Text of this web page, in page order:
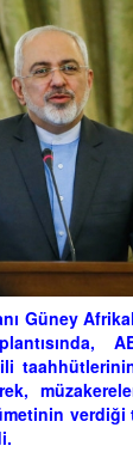
Güney